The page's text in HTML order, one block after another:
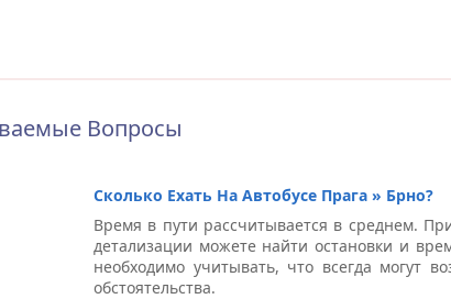
Вопросы
Сколько Ехать На Автобусе Прага » Брно?
Время в пути рассчитывается в среднем.
детализации можете найти остановки и
необходимо учитывать, что всегда могут
обстоятельства.